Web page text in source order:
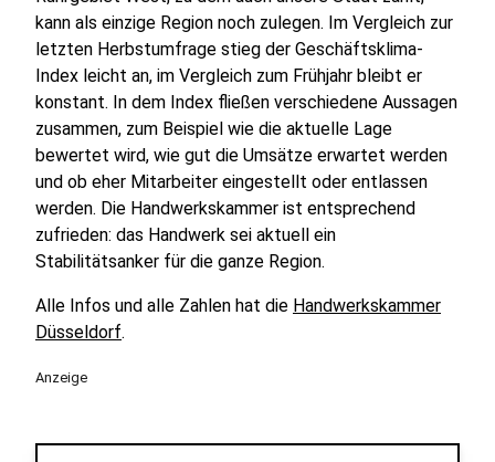
kann als einzige Region noch zulegen. Im Vergleich zur
letzten Herbstumfrage stieg der Geschäftsklima-
Index leicht an, im Vergleich zum Frühjahr bleibt er
konstant. In dem Index fließen verschiedene Aussagen
zusammen, zum Beispiel wie die aktuelle Lage
bewertet wird, wie gut die Umsätze erwartet werden
und ob eher Mitarbeiter eingestellt oder entlassen
werden. Die Handwerkskammer ist entsprechend
zufrieden: das Handwerk sei aktuell ein
Stabilitätsanker für die ganze Region.
Alle Infos und alle Zahlen hat die Handwerkskammer
Düsseldorf.
Anzeige